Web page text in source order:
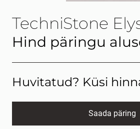
TechniStone
Hind päringu
Huvitatud? Küsi
Saada päring